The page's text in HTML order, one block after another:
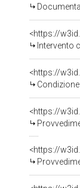
<https://
Intervento
<https://
<https://